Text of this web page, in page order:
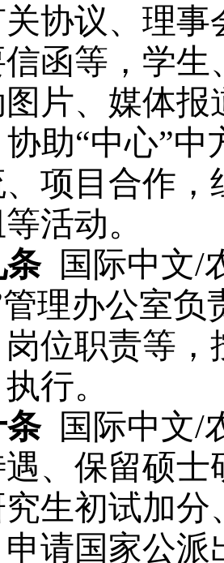
协议、理
函等，学
片、媒体报
协助“中心”中
项目合作
活动。
国际中文/
管理办公室负
位职责等，
执行。
国际中文/
、保留硕
生初试加
请国家公派